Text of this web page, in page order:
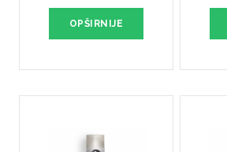
OPŠIRNIJE